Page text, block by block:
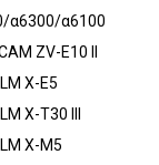
α6300/α6100
ZV-E10 II
X-E5
X-T30 III
X-M5